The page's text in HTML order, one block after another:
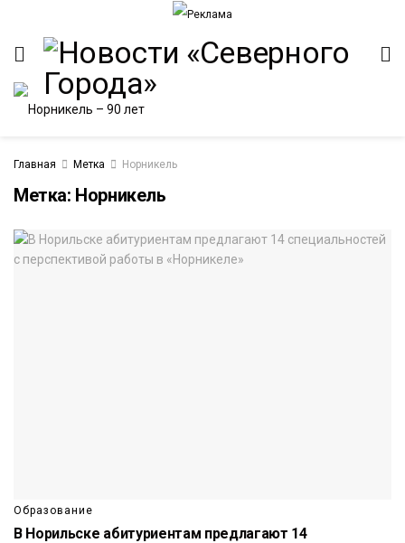
Главная Метка Норникель
Метка: Норникель
Образование
В Норильске абитуриентам предлагают 14